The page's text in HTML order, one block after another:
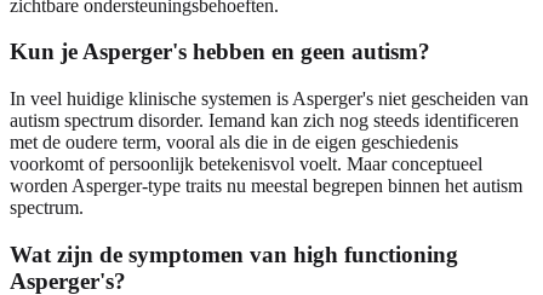
zichtbare ondersteuningsbehoeften.
Kun je Asperger's hebben en geen autism?
In veel huidige klinische systemen is Asperger's niet gescheiden van
autism spectrum disorder. Iemand kan zich nog steeds identificeren
met de oudere term, vooral als die in de eigen geschiedenis
voorkomt of persoonlijk betekenisvol voelt. Maar conceptueel
worden Asperger-type traits nu meestal begrepen binnen het autism
spectrum.
Wat zijn de symptomen van high functioning
Asperger's?